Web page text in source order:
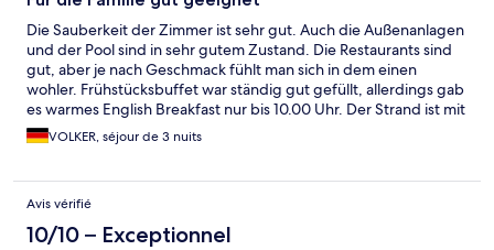
Die Sauberkeit der Zimmer ist sehr gut. Auch die Außenanlagen
und der Pool sind in sehr gutem Zustand. Die Restaurants sind
gut, aber je nach Geschmack fühlt man sich in dem einen
wohler. Frühstücksbuffet war ständig gut gefüllt, allerdings gab
es warmes English Breakfast nur bis 10.00 Uhr. Der Strand ist mit
der Bimmelbahn erreichbar aber das Wasser wird nach einigen
Metern schon recht tief Alles in allem ein guter Familienurlaub
VOLKER, séjour de 3 nuits
Avis vérifié
10/10 – Exceptionnel